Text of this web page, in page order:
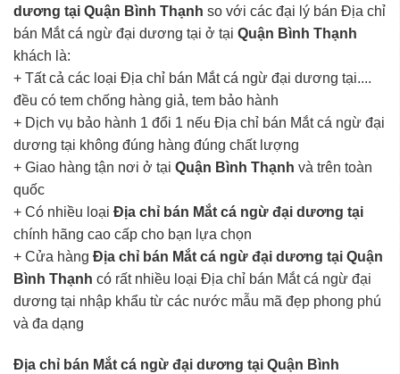
dương tại Quận Bình Thạnh so với các đại lý bán Địa chỉ
bán Mắt cá ngừ đại dương tại ở tại Quận Bình Thạnh
khách là:
+ Tất cả các loại Địa chỉ bán Mắt cá ngừ đại dương tại....
đều có tem chống hàng giả, tem bảo hành
+ Dịch vụ bảo hành 1 đổi 1 nếu Địa chỉ bán Mắt cá ngừ đại
dương tại không đúng hàng đúng chất lượng
+ Giao hàng tận nơi ở tại Quận Bình Thạnh và trên toàn
quốc
+ Có nhiều loại Địa chỉ bán Mắt cá ngừ đại dương tại
chính hãng cao cấp cho bạn lựa chọn
+ Cửa hàng Địa chỉ bán Mắt cá ngừ đại dương tại Quận
Bình Thạnh có rất nhiều loại Địa chỉ bán Mắt cá ngừ đại
dương tại nhập khẩu từ các nước mẫu mã đẹp phong phú
và đa dạng
Địa chỉ bán Mắt cá ngừ đại dương tại Quận Bình